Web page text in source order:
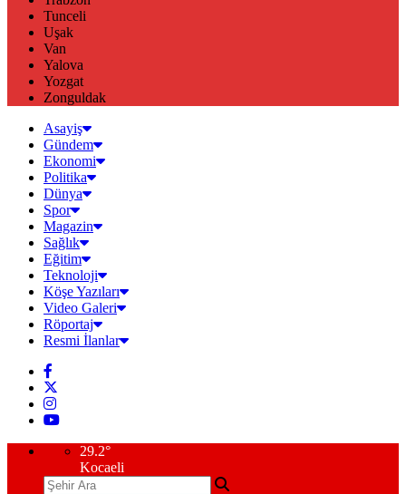
Tunceli
Uşak
Van
Yalova
Yozgat
Zonguldak
Asayiş
Gündem
Ekonomi
Politika
Dünya
Spor
Magazin
Sağlık
Eğitim
Teknoloji
Köşe Yazıları
Video Galeri
Röportaj
Resmi İlanlar
29.2°
Kocaeli